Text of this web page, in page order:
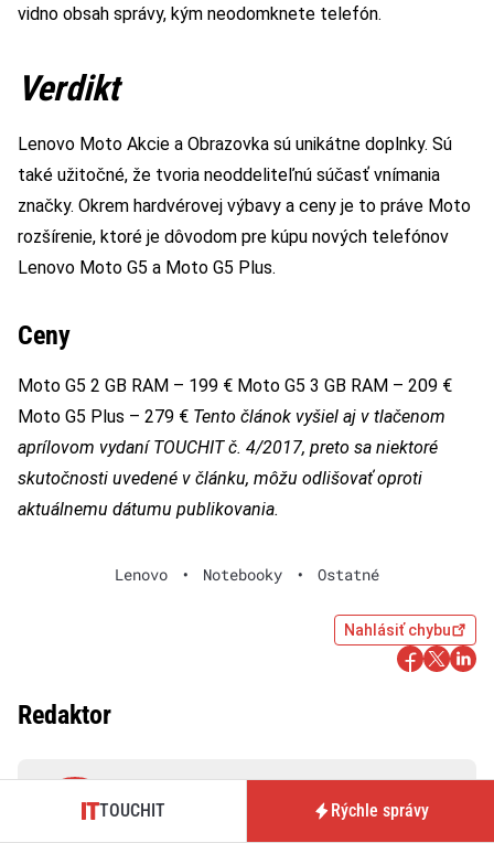
vidno obsah správy, kým neodomknete telefón.
Verdikt
Lenovo Moto Akcie a Obrazovka sú unikátne doplnky. Sú
také užitočné, že tvoria neoddeliteľnú súčasť vnímania
značky. Okrem hardvérovej výbavy a ceny je to práve Moto
rozšírenie, ktoré je dôvodom pre kúpu nových telefónov
Lenovo Moto G5 a Moto G5 Plus.
Ceny
Moto G5 2 GB RAM – 199 € Moto G5 3 GB RAM – 209 €
Moto G5 Plus – 279 € Tento článok vyšiel aj v tlačenom
aprílovom vydaní TOUCHIT č. 4/2017, preto sa niektoré
skutočnosti uvedené v článku, môžu odlišovať oproti
aktuálnemu dátumu publikovania.
Lenovo • Notebooky • Ostatné
Nahlásiť chybu
Redaktor
Michal Reiter
TOUCHIT Rýchle správy